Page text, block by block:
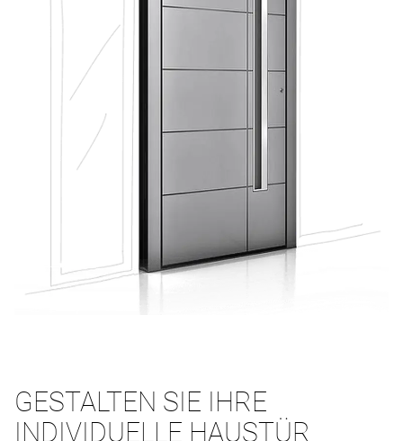
GESTALTEN SIE IHRE
INDIVIDUELLE HAUSTÜR